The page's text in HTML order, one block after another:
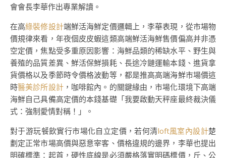
會會長李華作出專業解讀。
在高綠裝修設計端鮮活海鮮定價邏輯上，李華表現，從市場物
價規律來看，年夜個皮皮蝦這類高端鮮活海鮮售價偏高并非憑
空定價，焦點受多重原因影響：海鮮品類的稀缺水平、野生與
養殖的品質差異、鮮活保鮮損耗、長途冷鏈運輸本錢、進貨拿
貨價格以及季節時令價格波動等，都是推高高端海鮮市場價這
時醫美診所設計，咖啡館內。的關鍵緣由，市場化環境下高端
海鮮自己具備高定價的本錢基礎「我要啟動天秤座最終裁決儀
式：強制愛情對稱！」。
對于游玩餐飲實行市場化自立定價，若何清loft風室內設計楚
劃定正常市場高價與惡意宰客、價格違規的邊界，李華也提出
明確標準：起首，硬性底線是必須嚴格落實明碼標價，斤、公